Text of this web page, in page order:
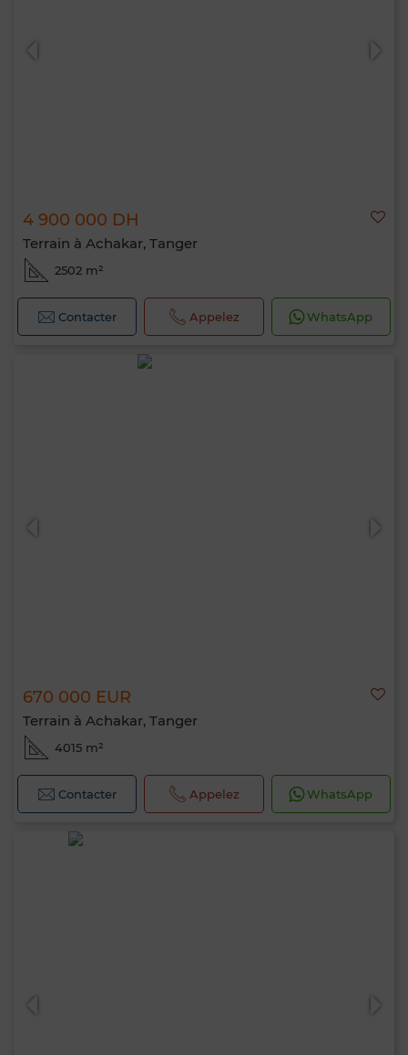
4 900 000 DH
Terrain à Achakar, Tanger
2502 m²
Contacter Appelez WhatsApp
670 000 EUR
Terrain à Achakar, Tanger
4015 m²
Contacter Appelez WhatsApp